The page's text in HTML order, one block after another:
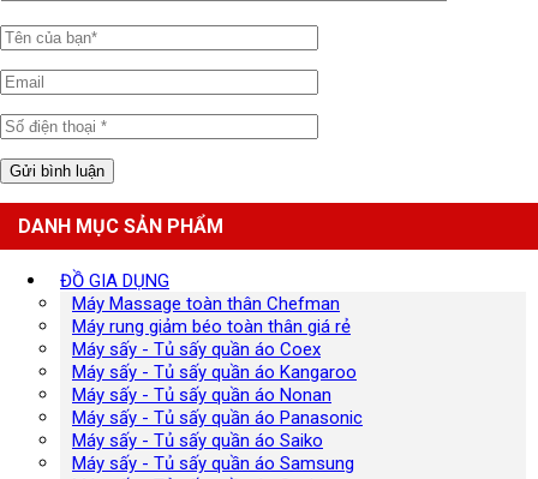
DANH MỤC SẢN PHẨM
ĐỒ GIA DỤNG
Máy Massage toàn thân Chefman
Máy rung giảm béo toàn thân giá rẻ
Máy sấy - Tủ sấy quần áo Coex
Máy sấy - Tủ sấy quần áo Kangaroo
Máy sấy - Tủ sấy quần áo Nonan
Máy sấy - Tủ sấy quần áo Panasonic
Máy sấy - Tủ sấy quần áo Saiko
Máy sấy - Tủ sấy quần áo Samsung